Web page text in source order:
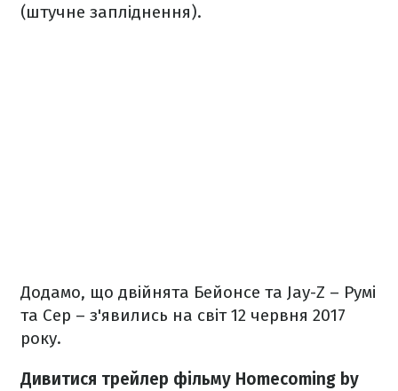
(штучне запліднення).
Додамо, що двійнята Бейонсе та Jay-Z – Румі
та Сер – з'явились на світ 12 червня 2017
року.
Дивитися трейлер фільму Homecoming by